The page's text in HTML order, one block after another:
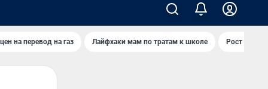
на перевод на газ Лайфхаки мам по тратам к школе Рост цен на